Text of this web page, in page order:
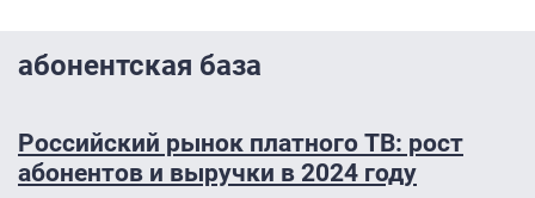
абонентская база
Российский рынок платного ТВ: рост
абонентов и выручки в 2024 году